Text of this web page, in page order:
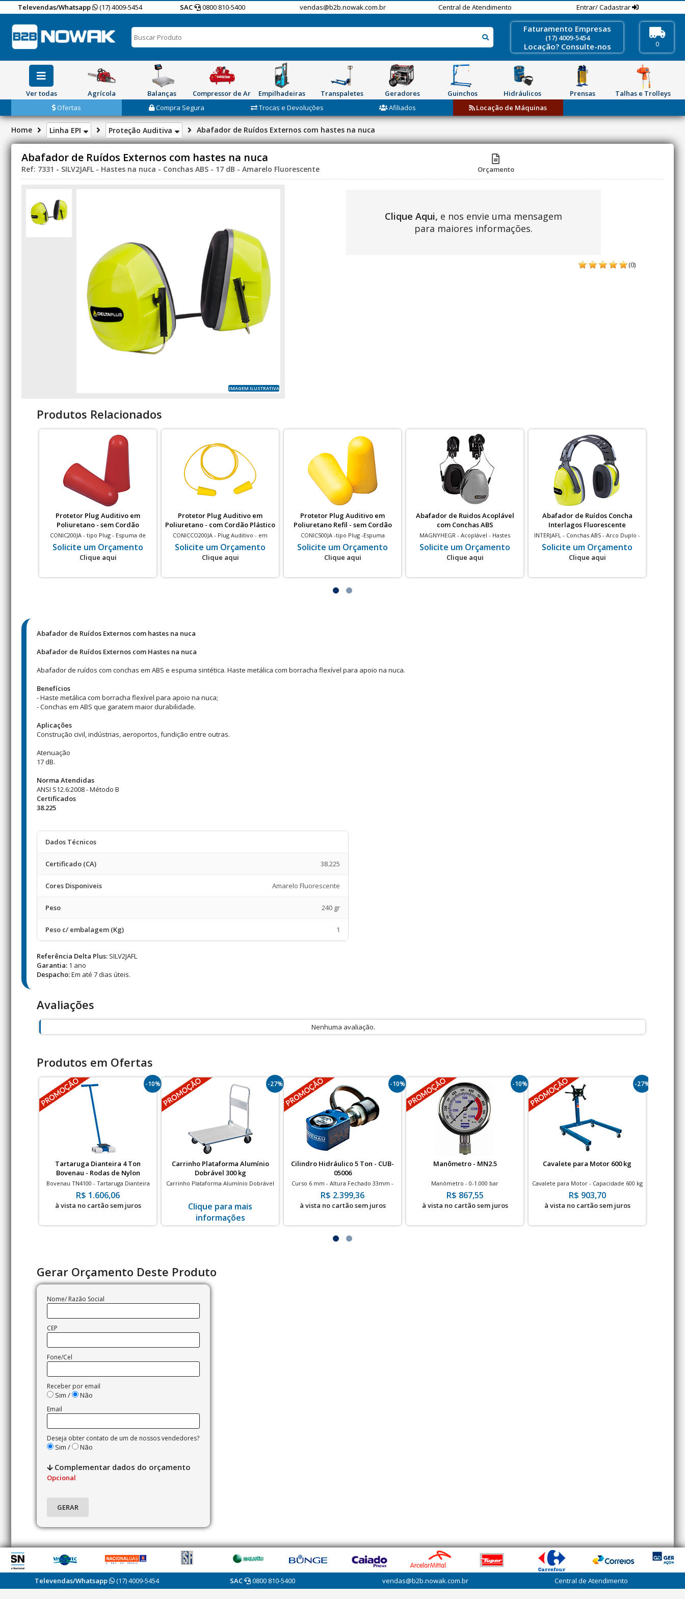
Televendas/Whatsapp (17) 4009-5454 SAC 0800 810-5400 vendas@b2b.nowak.com.br Central de Atendimento Entrar/ Cadastrar
Faturamento Empresas
(17) 4009-5454
Locação? Consulte-nos 0
Ver todas Agrícola Balanças Compressor de Ar Empilhadeiras Transpaletes Geradores Guinchos Hidráulicos Prensas
Talhas e Trolleys
Ofertas
Compra Segura Trocas e Devoluções Afiliados Locação de Máquinas
Home Linha EPI Proteção Auditiva Abafador de Ruídos Externos com hastes na nuca
Abafador de Ruídos Externos com hastes na nuca
Ref: 7331 - SILV2JAFL - Hastes na nuca - Conchas ABS - 17 dB - Amarelo Fluorescente Orçamento
IMAGEM ILUSTRATIVA
Clique Aqui, e nos envie uma mensagem
para maiores informações.
(0)
Produtos Relacionados
Protetor Plug Auditivo em
Poliuretano - sem Cordão
CONIC200JA - tipo Plug - Espuma de
Poliuretano - Formato Cônico - sem
Cordão - 15 dB - Vermelho
Solicite um Orçamento
Clique aqui
Protetor Plug Auditivo em
Poliuretano - com Cordão Plástico
CONICCO200JA - Plug Auditivo - em
Poliuretano - Formato Cônico - com
Cordão Plástico -15dB - Amarelo
Solicite um Orçamento
Clique aqui
Protetor Plug Auditivo em
Poliuretano Refil - sem Cordão
CONIC500JA -tipo Plug -Espuma
Poliuretano - Refil p Dispenser Conicdis -
s/ Cordão - 15 dB - Amarelo
Solicite um Orçamento
Clique aqui
Abafador de Ruidos Acoplável
com Conchas ABS
MAGNYHEGR - Acoplável - Hastes
Metálicas Ajustáveis - Conchas ABS e
espuma Sintética - 18 dB - Cinza
Solicite um Orçamento
Clique aqui
Abafador de Ruídos Concha
Interlagos Fluorescente
INTERJAFL - Conchas ABS - Arco Duplo -
Altura ajustavel em 8 estágios - 22 dB -
Amarelo Fluorescente
Solicite um Orçamento
Clique aqui
Abafador de Ruídos Externos com hastes na nuca
Abafador de Ruídos Externos com Hastes na nuca
Abafador de ruídos com conchas em ABS e espuma sintética. Haste metálica com borracha flexível para apoio na nuca.
Benefícios
- Haste metálica com borracha flexível para apoio na nuca;
- Conchas em ABS que garatem maior durabilidade.
Aplicações
Construção civil, indústrias, aeroportos, fundição entre outras.
Atenuação
17 dB.
Norma Atendidas
ANSI S12.6:2008 - Método B
Certificados
38.225
Dados Técnicos
Certificado (CA) 38.225
Cores Disponiveis Amarelo Fluorescente
Peso 240 gr
Peso c/ embalagem (Kg) 1
Referência Delta Plus: SILV2JAFL
Garantia: 1 ano
Despacho:Em até 7 dias úteis.
Avaliações
Nenhuma avaliação.
Produtos em Ofertas
-10%
Tartaruga Dianteira 4 Ton
Bovenau - Rodas de Nylon
Bovenau TN4100 - Tartaruga Dianteira
Nacional 4 Ton - Rodas de Nylon
R$ 1.606,06
à vista no cartão sem juros
-27%
Carrinho Plataforma Alumínio
Dobrável 300 kg
Carrinho Plataforma Alumínio Dobrável
Clique para mais
informações
-10%
Cilindro Hidráulico 5 Ton - CUB-
05006
Curso 6 mm - Altura Fechado 33mm -
700bar
R$ 2.399,36
à vista no cartão sem juros
-10%
Manômetro - MN2.5
Manômetro - 0-1.000 bar
R$ 867,55
à vista no cartão sem juros
-27%
Cavalete para Motor 600 kg
Cavalete para Motor - Capacidade 600 kg
- Exclusivo para motores de veículos
leves
R$ 903,70
à vista no cartão sem juros
Gerar Orçamento Deste Produto
Nome/ Razão Social
CEP
Fone/Cel
Receber por email
Sim / Não
Email
Deseja obter contato de um de nossos vendedores?
Sim / Não
Complementar dados do orçamento
Opcional
Televendas/Whatsapp (17) 4009-5454 SAC 0800 810-5400 vendas@b2b.nowak.com.br Central de Atendimento